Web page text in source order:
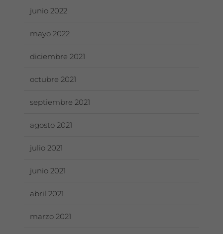
junio 2022
mayo 2022
diciembre 2021
octubre 2021
septiembre 2021
agosto 2021
julio 2021
junio 2021
abril 2021
marzo 2021